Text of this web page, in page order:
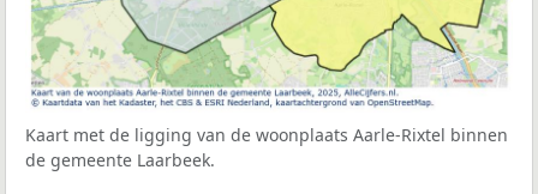
Kaart met de ligging van de woonplaats Aarle-Rixtel binnen
de gemeente Laarbeek.